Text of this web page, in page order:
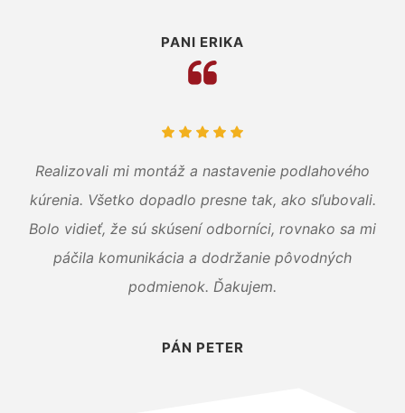
PANI ERIKA
Realizovali mi montáž a nastavenie podlahového
kúrenia. Všetko dopadlo presne tak, ako sľubovali.
Bolo vidieť, že sú skúsení odborníci, rovnako sa mi
páčila komunikácia a dodržanie pôvodných
podmienok. Ďakujem.
PÁN PETER